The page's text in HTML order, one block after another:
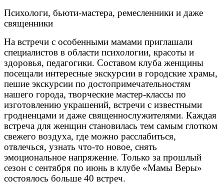
Психологи, бьюти-мастера, ремесленники и даже
священники
На встречи с особенными мамами приглашали
специалистов в области психологии, красоты и
здоровья, педагогики. Составом клуба женщины
посещали интересные экскурсии в городские храмы,
пешие экскурсии по достопримечательностям
нашего города, творческие мастер-классы по
изготовлению украшений, встречи с известными
гродненцами и даже священнослужителями. Каждая
встреча для женщин становилась тем самым глотком
свежего воздуха, где можно расслабиться,
отвлечься, узнать что-то новое, снять
эмоциональное напряжение. Только за прошлый
сезон с сентября по июнь в клубе «Мамы Веры»
состоялось больше 40 встреч.